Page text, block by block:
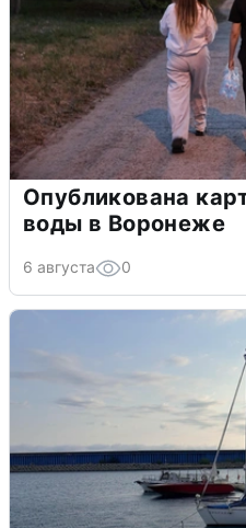
Опубликована
воды в Воронеже
6 августа 0